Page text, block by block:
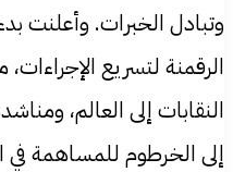
وتبادل الخبرات. وأعلنت
الرقمنة لتسريع
النقابات إلى العالم،
إلى الخرطوم للمساهمة في